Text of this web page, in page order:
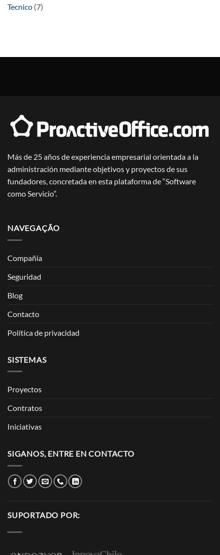
Tecnico (7)
Más de 25 años de experiencia empresarial orientada a la
administración mediante objetivos y proyectos de sus
fundadores, concretada en esta plataforma de “Software
como Servicio”.
NAVEGAÇÃO
Compañia
Seguridad
Blog
Contacto
Política de privacidad
SISTEMAS
Proyectos
Contratos
Iniciativas
SIGANOS, ENTRE EN CONTACTO
SUPORTADO POR: